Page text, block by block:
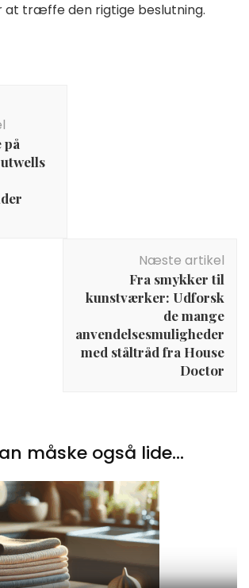
at træffe den rigtige beslutning.
på
Næste artikel
Fra smykker til
kunstværker: Udforsk
de mange
anvendelsesmuligheder
med ståltråd fra House
Doctor
måske også lide...